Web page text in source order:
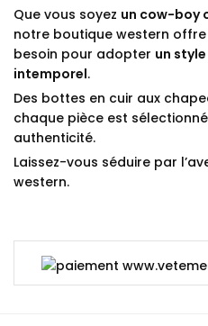
Que vous soyez un cow-boy
notre boutique western
besoin pour adopter un
intemporel.
Des bottes en cuir aux
chaque pièce est
authenticité.
Laissez-vous séduire par
western.